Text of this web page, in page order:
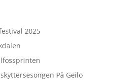
2025
På Geilo